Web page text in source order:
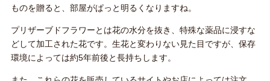
ものを贈ると、部屋がぱっと明るくなりますね。
プリザーブドフラワーとは花の水分を抜き、特殊な薬品に浸すな
どして加工された花です。生花と変わりない見た目ですが、保存
環境によっては約5年前後と長持ちします。